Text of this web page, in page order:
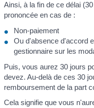
Ainsi, à la fin de ce délai
prononcée en cas de :
Non-paiement
Ou d'absence d'accord
gestionnaire sur les
Puis, vous aurez 30 jours
devez. Au-delà de ces 30
remboursement de la part
Cela signifie que vous